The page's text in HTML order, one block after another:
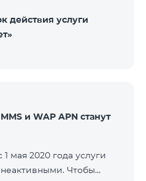
действия услуги
и WAP APN станут
мая 2020 года услуги
неактивными. Чтобы